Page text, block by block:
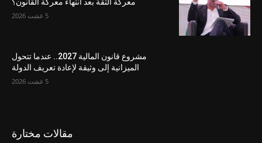
5 غشت 2026
مشروع قانون المالية 2027.. عندما تتحول
الميزانية إلى وثيقة لإعادة تعريف الدولة
5 غشت 2026
مقالات مختارة